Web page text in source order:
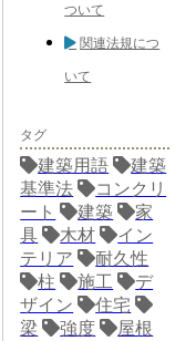
ついて
関連法規につ
いて
タグ
建築用語
建築
基準法
コンクリ
ート
建築
家
具
木材
イン
テリア
耐久性
柱
施工
デ
ザイン
住宅
梁
強度
屋根